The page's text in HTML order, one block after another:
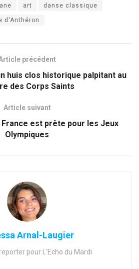
art danse classique
d'Anthéron
précédent
huis clos historique palpitant au
des Corps Saints
Article suivant
France est prête pour les Jeux
Olympiques
Arnal-Laugier
pour L'Echo du Mardi